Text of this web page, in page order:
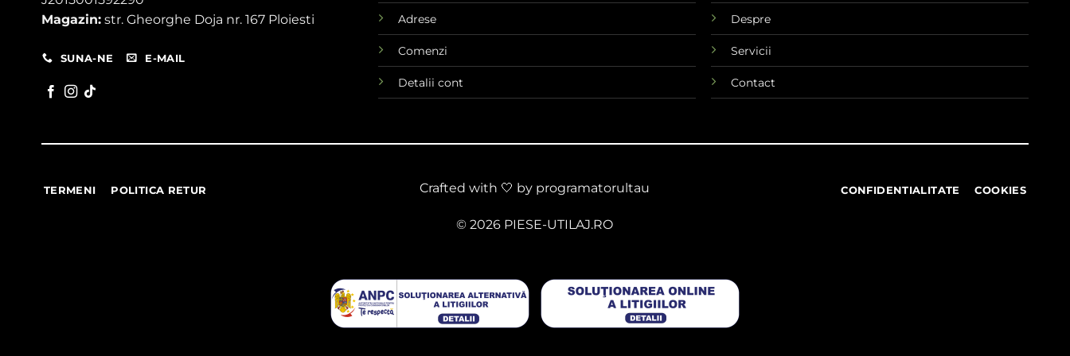
Magazin: str. Gheorghe Doja nr. 167 Ploiesti
SUNA-NE E-MAIL
Adrese
Comenzi
Detalii cont
Despre
Servicii
Contact
TERMENI POLITICA RETUR Crafted with 🤍 by programatorultau
© 2026 PIESE-UTILAJ.RO
CONFIDENTIALITATE COOKIES